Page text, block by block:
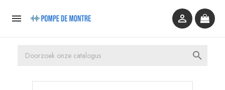
 
